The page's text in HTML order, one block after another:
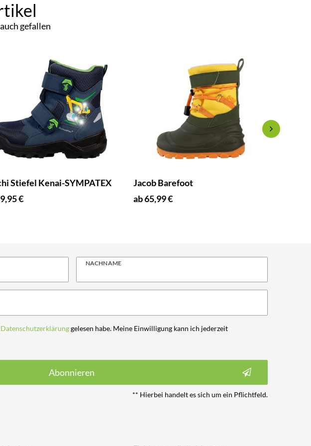
gefallen
Stiefel Kenai-SYMPATEX
€
Jacob Barefoot
ab 65,99 €
NACHNAME
Daten­schutz­erklärunggelesen habe. Meine Einwilligung kann ich jederzeit
Abonnieren
** Hierbei handelt es sich um ein Pflichtfeld.